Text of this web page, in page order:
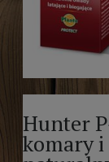
Hunter
komary i